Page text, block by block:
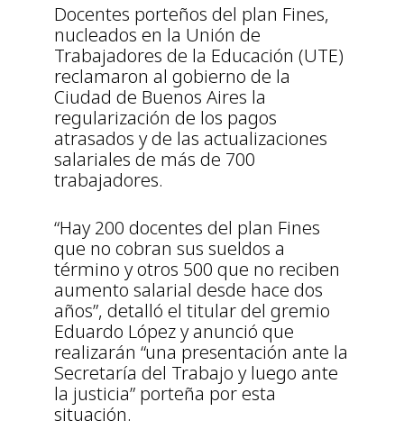
Docentes porteños del plan Fines,
nucleados en la Unión de
Trabajadores de la Educación (UTE)
reclamaron al gobierno de la
Ciudad de Buenos Aires la
regularización de los pagos
atrasados y de las actualizaciones
salariales de más de 700
trabajadores.
“Hay 200 docentes del plan Fines
que no cobran sus sueldos a
término y otros 500 que no reciben
aumento salarial desde hace dos
años”, detalló el titular del gremio
Eduardo López y anunció que
realizarán “una presentación ante la
Secretaría del Trabajo y luego ante
la justicia” porteña por esta
situación.